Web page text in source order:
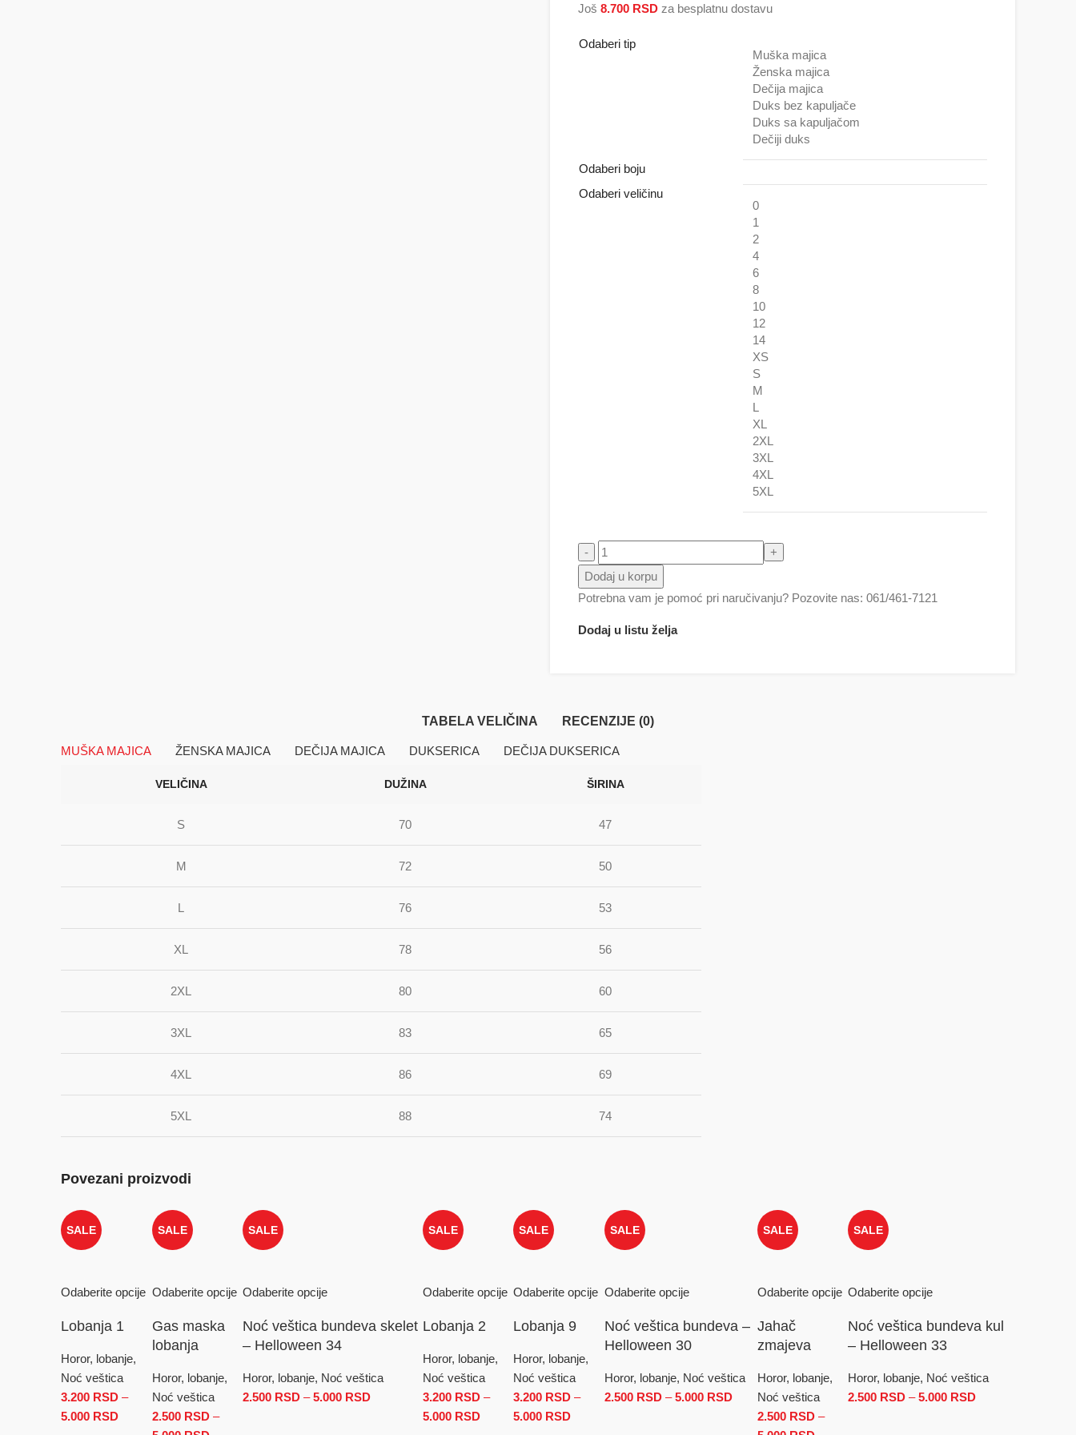
Još 8.700 RSD za besplatnu dostavu
Odaberi tip
Muška majica
Ženska majica
Dečija majica
Duks bez kapuljače
Duks sa kapuljačom
Dečiji duks
Odaberi boju
Odaberi veličinu
0
1
2
4
6
8
10
12
14
XS
S
M
L
XL
2XL
3XL
4XL
5XL
Gaja Patak - Helloween ( Noć veštica ) količina
Dodaj u korpu
Potrebna vam je pomoć pri naručivanju? Pozovite nas: 061/461-7121
Dodaj u listu želja
TABELA VELIČINA RECENZIJE (0)
MUŠKA MAJICA ŽENSKA MAJICA DEČIJA MAJICA DUKSERICA DEČIJA DUKSERICA
VELIČINA DUŽINA ŠIRINA
S 70 47
M 72 50
L 76 53
XL 78 56
2XL 80 60
3XL 83 65
4XL 86 69
5XL 88 74
Povezani proizvodi
SALE
Odaberite opcije
Lobanja 1
Horor, lobanje,
Noć veštica
3.200 RSD –
5.000 RSD Raspon cena: od 3.200 RSD do 5.000 RSD
SALE
Odaberite opcije
Gas maska
lobanja
Horor, lobanje,
Noć veštica
2.500 RSD –
SALE
Odaberite opcije
Noć veštica bundeva skelet
– Helloween 34
Horor, lobanje, Noć veštica
2.500 RSD – 5.000 RSD Raspon cena: od 2.500 RSD do 5.000 RSD
SALE
Odaberite opcije
Lobanja 2
Horor, lobanje,
Noć veštica
3.200 RSD –
5.000 RSDRaspon cena: od 3.200 RSD do 5.000 RSD
SALE
Odaberite opcije
Lobanja 9
Horor, lobanje,
Noć veštica
3.200 RSD –
5.000 RSD Raspon cena: od 3.200 RSD do 5.000 RSD
SALE
Odaberite opcije
Noć veštica bundeva –
Helloween 30
Horor, lobanje, Noć veštica
2.500 RSD – 5.000 RSDRaspon cena: od 2.500 RSD do 5.000 RSD
SALE
Odaberite opcije
Jahač
zmajeva
Horor, lobanje,
Noć veštica
2.500 RSD –
SALE
Odaberite opcije
Noć veštica bundeva kul
– Helloween 33
Horor, lobanje, Noć veštica
2.500 RSD – 5.000 RSD